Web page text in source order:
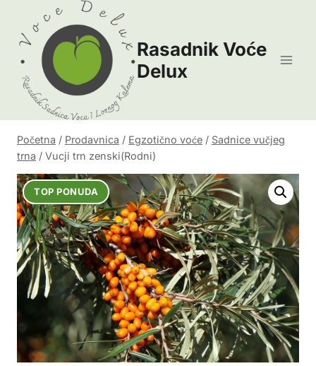
content
Rasadnik Voće
Delux
Početna / Prodavnica / Egzotično voće / Sadnice vučjeg
trna / Vucji trn zenski(Rodni)
TOP PONUDA